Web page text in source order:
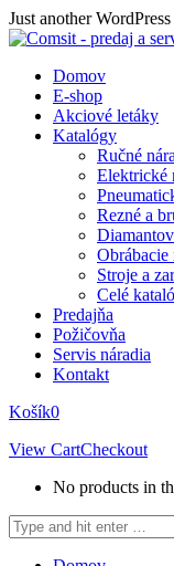
Skip
to
Just another WordPress
Domov
E-shop
Akciové letáky
Katalógy
Ručné
Elektrické
Rezné a
Obrábacie
Stroje a
Celé
Predajňa
Požičovňa
Servis náradia
Kontakt
Košík0
View CartCheckout
No products in
Search: